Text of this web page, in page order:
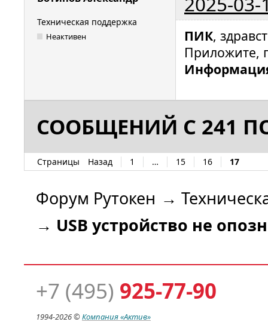
Техническая поддержка
Неактивен ПИК,
Приложите,
СООБЩЕНИЙ С 241
Страницы Назад 1 … 15 16 17
Форум Рутокен →
→ USB устройство не
+7 (495) 925-77-90
1994-2026 ©Компания«Актив»